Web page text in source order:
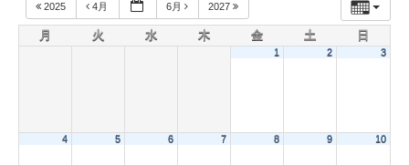
2025 4月 6月 2027
月 火 水 木 金 土 日
1 2 3
4 5 6 7 8 9 10